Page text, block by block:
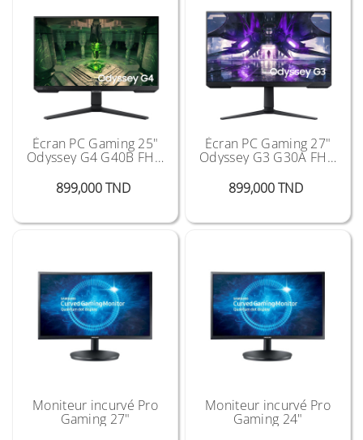
Écran PC Gaming 25"
Odyssey G4 G40B FHD
899,000 TND
Écran PC Gaming 27"
Odyssey G3 G30A FHD
899,000 TND
Moniteur incurvé Pro
Gaming 27"
Moniteur incurvé Pro
Gaming 24"